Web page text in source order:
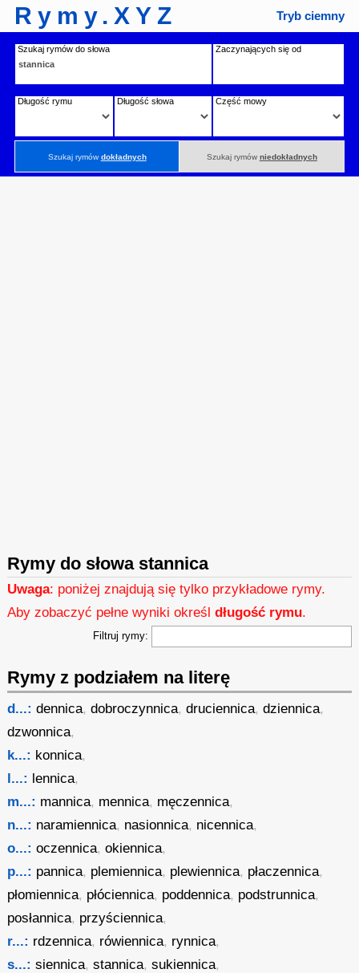
Rymy.XYZ Tryb ciemny
Szukaj rymów do słowa Zaczynających się od
Długość rymu Długość słowa Część mowy
Szukaj rymówdokładnych Szukaj rymów niedokładnych
Rymy do słowa stannica
Uwaga: poniżej znajdują się tylko przykładowe rymy.
Aby zobaczyć pełne wyniki określdługość rymu.
Filtruj rymy:
Rymy z podziałem na literę
d...: dennica,dobroczynnica,druciennica,dziennica,
dzwonnica,
k...: konnica,
l...: lennica,
m...: mannica, mennica, męczennica,
n...: naramiennica, nasionnica, nicennica,
o...: oczennica,okiennica,
p...: pannica, plemiennica, plewiennica, płaczennica,
płomiennica, płóciennica, poddennica, podstrunnica,
posłannica, przyściennica,
r...: rdzennica, rówiennica, rynnica,
s...: siennica,stannica,sukiennica,